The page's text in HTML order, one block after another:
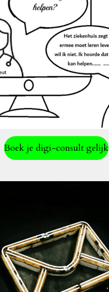
Boek je digi-consult gelijk